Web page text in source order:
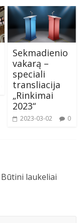
Sekmadienio
vakarą –
speciali
transliacija
„Rinkimai
2023“
2023-03-02 0
Būtini laukeliai